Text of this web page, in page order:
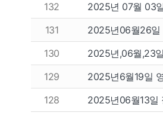
132
2025년 07월 03
131
2025년06월26일
130
2025년,06월,23
129
2025년6월19일
128
2025년06월13일